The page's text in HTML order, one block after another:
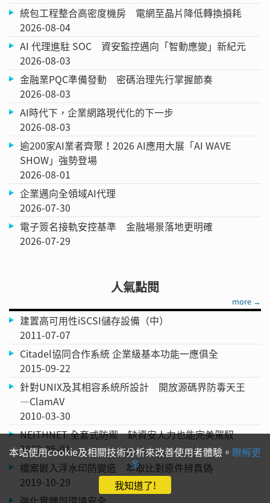
統包工程整合高密度機房 電網至晶片降低轉換損耗
2026-08-04
AI 代理進駐 SOC 資安監控邁向「智動應變」新紀元
2026-08-03
金融業PQC準備發動 密碼治理先行掌握節奏
2026-08-03
AI時代下，企業網路現代化的下一步
2026-08-03
逾200家AI業者齊聚！2026 AI應用大展「AI WAVE
SHOW」強勢登場
2026-08-01
企業邁向全領域AI代理
2026-07-30
電子簽名接軌安控基準 金融場景落地更明確
2026-07-29
人氣點閱
more →
建置高可用性iSCSI儲存設備（中）
2011-07-07
Citadel協同合作系統 企業級基本功能一應俱全
2015-09-22
針對UNIX及其相容系統所設計 開放源碼界防毒天王
—ClamAV
2010-03-30
NEITHNET 全套式防禦 缺資安人力也能完美駕馭
2022-05-01
檔案嵌入浮水印防變造 萃取比對原件辨真偽
2019-10-29
本站使用cookie及相關技術分析來改善使用者體驗。 瞭解更
多
我知道了!